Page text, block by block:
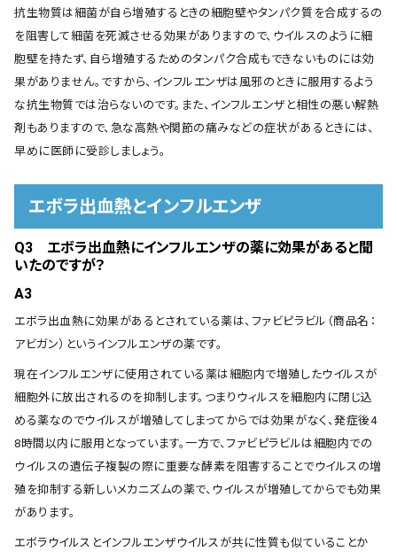
抗生物質は細菌が自ら増殖するときの細胞壁やタンパク質を合成するの
を阻害して細菌を死滅させる効果がありますので、ウイルスのように細
胞壁を持たず、自ら増殖するためのタンパク合成もできないものには効
果がありません。ですから、インフルエンザは風邪のときに服用するよう
な抗生物質では治らないのです。また、インフルエンザと相性の悪い解熱
剤もありますので、急な高熱や関節の痛みなどの症状があるときには、
早めに医師に受診しましょう。
エボラ出血熱とインフルエンザ
Q3 エボラ出血熱にインフルエンザの薬に効果があると聞
いたのですが？
A3
エボラ出血熱に効果があるとされている薬は、ファビピラビル（商品名：
アビガン）というインフルエンザの薬です。
現在インフルエンザに使用されている薬は細胞内で増殖したウイルスが
細胞外に放出されるのを抑制します。つまりウィルスを細胞内に閉じ込
める薬なのでウイルスが増殖してしまってからでは効果がなく、発症後4
8時間以内に服用となっています。一方で、ファビピラビルは細胞内での
ウイルスの遺伝子複製の際に重要な酵素を阻害することでウイルスの増
殖を抑制する新しいメカニズムの薬で、ウイルスが増殖してからでも効果
があります。
エボラウイルスとインフルエンザウイルスが共に性質も似ていることか